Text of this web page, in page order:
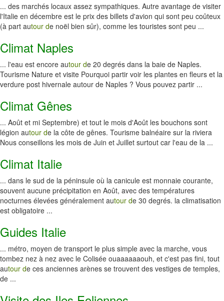
... des marchés locaux assez sympathiques. Autre avantage de visiter
l'Italie en décembre est le prix des billets d'avion qui sont peu coûteux
(à part autour de noël bien sûr), comme les touristes sont peu ...
Climat Naples
... l'eau est encore autour de 20 degrés dans la baie de Naples.
Tourisme Nature et visite Pourquoi partir voir les plantes en fleurs et la
verdure post hivernale autour de Naples ? Vous pouvez partir ...
Climat Gênes
... Août et mi Septembre) et tout le mois d'Août les bouchons sont
légion autour de la côte de gênes. Tourisme balnéaire sur la riviera
Nous conseillons les mois de Juin et Juillet surtout car l'eau de la ...
Climat Italie
... dans le sud de la péninsule où la canicule est monnaie courante,
souvent aucune précipitation en Août, avec des températures
nocturnes élevées généralement autour de 30 degrés. la climatisation
est obligatoire ...
Guides Italie
... métro, moyen de transport le plus simple avec la marche, vous
tombez nez à nez avec le Colisée ouaaaaaaouh, et c'est pas fini, tout
autour de ces anciennes arènes se trouvent des vestiges de temples,
de ...